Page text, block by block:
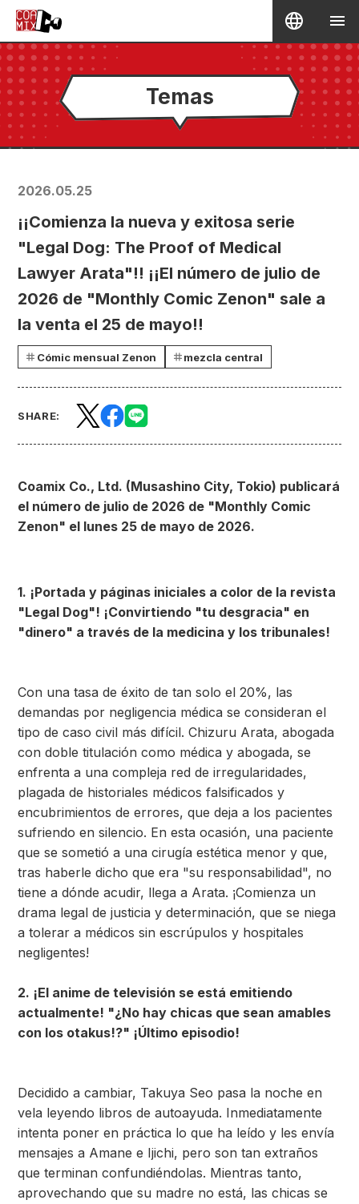
Temas
2026.05.25
¡¡Comienza la nueva y exitosa serie
"Legal Dog: The Proof of Medical
Lawyer Arata"!! ¡¡El número de julio de
2026 de "Monthly Comic Zenon" sale a
la venta el 25 de mayo!!
Cómic mensual Zenon mezcla central
SHARE:
Coamix Co., Ltd. (Musashino City, Tokio) publicará
el número de julio de 2026 de "Monthly Comic
Zenon" el lunes 25 de mayo de 2026.
1. ¡Portada y páginas iniciales a color de la revista
"Legal Dog"! ¡Convirtiendo "tu desgracia" en
"dinero" a través de la medicina y los tribunales!
Con una tasa de éxito de tan solo el 20%, las
demandas por negligencia médica se consideran el
tipo de caso civil más difícil. Chizuru Arata, abogada
con doble titulación como médica y abogada, se
enfrenta a una compleja red de irregularidades,
plagada de historiales médicos falsificados y
encubrimientos de errores, que deja a los pacientes
sufriendo en silencio. En esta ocasión, una paciente
que se sometió a una cirugía estética menor y que,
tras haberle dicho que era "su responsabilidad", no
tiene a dónde acudir, llega a Arata. ¡Comienza un
drama legal de justicia y determinación, que se niega
a tolerar a médicos sin escrúpulos y hospitales
negligentes!
2. ¡El anime de televisión se está emitiendo
actualmente! "¿No hay chicas que sean amables
con los otakus!?" ¡Último episodio!
Decidido a cambiar, Takuya Seo pasa la noche en
vela leyendo libros de autoayuda. Inmediatamente
intenta poner en práctica lo que ha leído y les envía
mensajes a Amane e Ijichi, pero son tan extraños
que terminan confundiéndolas. Mientras tanto,
aprovechando que su madre no está, las chicas se